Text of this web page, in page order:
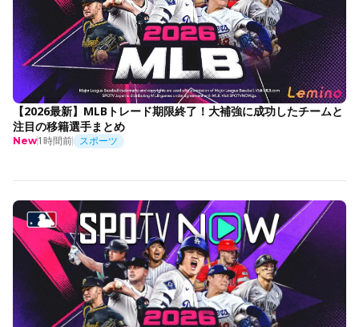
【2026最新】MLBトレード期限終了！大補強に成功したチームと
注目の移籍選手まとめ
New1時間前 スポーツ